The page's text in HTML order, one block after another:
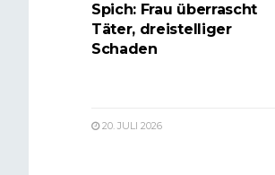
Spich: Frau überrascht
Täter, dreistelliger
Schaden
20. JULI 2026